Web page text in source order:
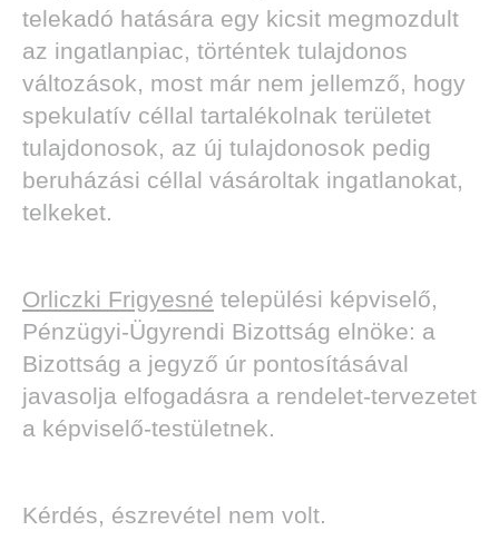
telekadó hatására egy kicsit megmozdult
az ingatlanpiac, történtek tulajdonos
változások, most már nem jellemző, hogy
spekulatív céllal tartalékolnak területet
tulajdonosok, az új tulajdonosok pedig
beruházási céllal vásároltak ingatlanokat,
telkeket.
Orliczki Frigyesné települési képviselő,
Pénzügyi-Ügyrendi Bizottság elnöke: a
Bizottság a jegyző úr pontosításával
javasolja elfogadásra a rendelet-tervezetet
a képviselő-testületnek.
Kérdés, észrevétel nem volt.